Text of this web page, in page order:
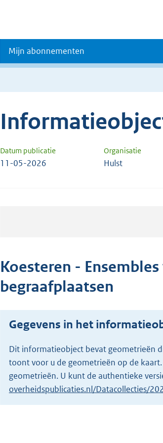
Mijn abonnementen
Datum publicatie Organisatie
11-05-2026 Hulst
Koesteren -
begraafplaatsen
Gegevens in het
Dit informatieobject bevat geometrieën
toont voor u de geometrieën op de
geometrieën. U kunt de authentieke
overheidspublicaties.nl/Datacollecties/